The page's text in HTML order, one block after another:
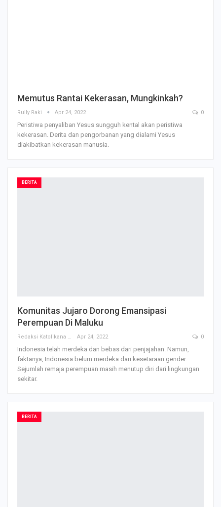
Memutus Rantai Kekerasan, Mungkinkah?
Rully Raki Apr 24, 2022 0
Peristiwa penyaliban Yesus sungguh kental akan peristiwa
kekerasan. Derita dan pengorbanan yang dialami Yesus
diakibatkan kekerasan manusia.
BERITA
Komunitas Jujaro Dorong Emansipasi
Perempuan Di Maluku
Redaksi Katolikana Apr 24, 2022 0
Indonesia telah merdeka dan bebas dari penjajahan. Namun,
faktanya, Indonesia belum merdeka dari kesetaraan gender.
Sejumlah remaja perempuan masih menutup diri dari lingkungan
sekitar.
BERITA